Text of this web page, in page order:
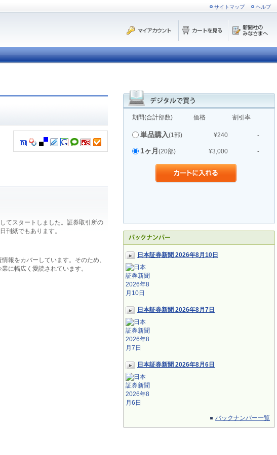
サイトマップ ヘルプ
期間(合計部数) 価格 割引率
単品購入(1部) ¥240 -
1ヶ月 (20部) ¥3,000 -
日本証券新聞 2026年8月10日
日本証券新聞 2026年8月7日
日本証券新聞 2026年8月6日
バックナンバー一覧
てスタートしました。証券取引所の
刊紙でもあります。
報をカバーしています。そのため、
に幅広く愛読されています。